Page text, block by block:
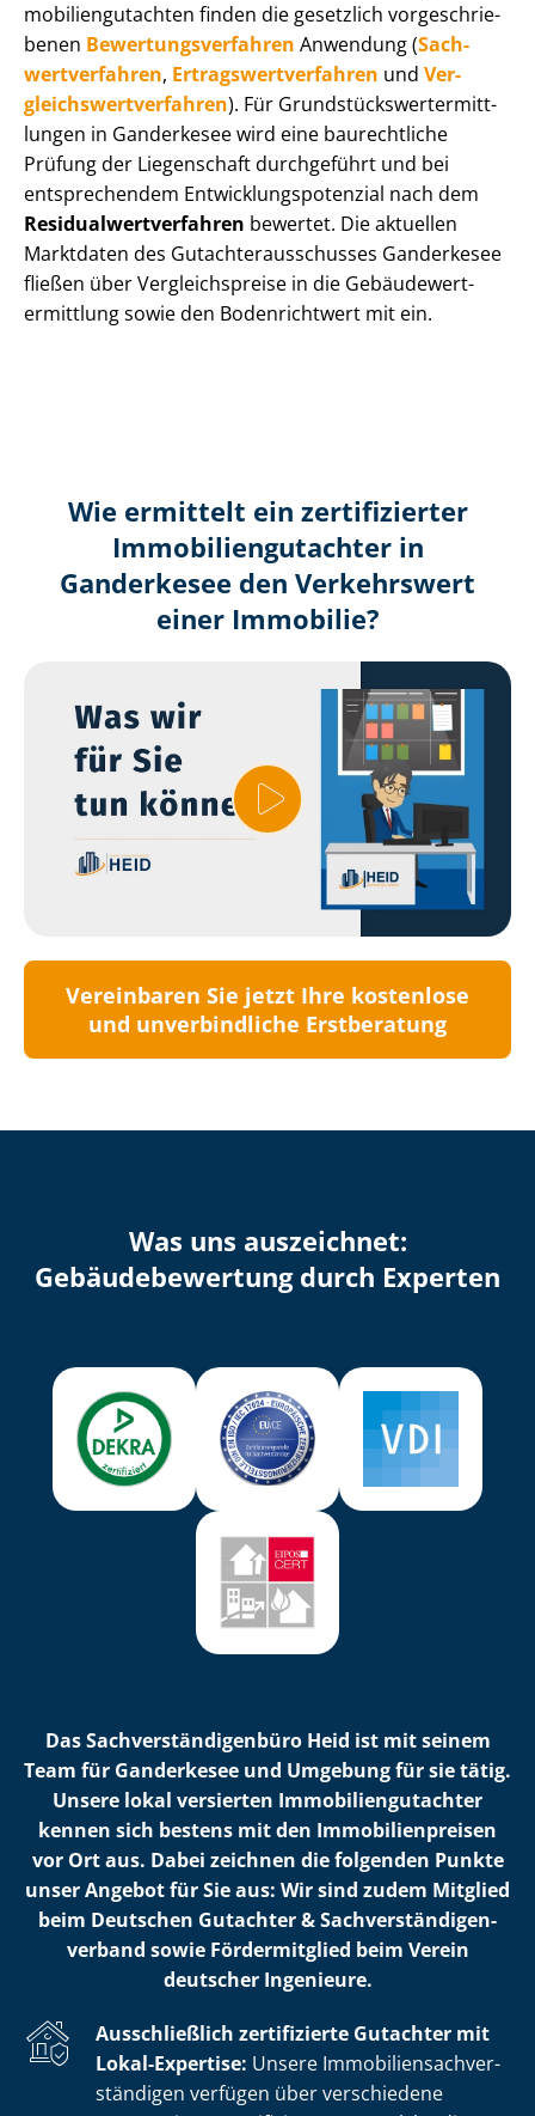
mo­bi­li­en­gut­ach­ten finden die gesetzlich vor­ge­schrie­
be­nen Be­wer­tungs­ver­fah­ren Anwendung (Sach­
wert­ver­fah­ren, Er­trags­wert­ver­fah­ren und Ver­
gleichs­wert­ver­fah­ren). Für Grund­stücks­wert­ermitt­
lun­gen in Ganderkesee wird eine baurechtliche
Prüfung der Liegenschaft durchgeführt und bei
entsprechendem Ent­wick­lungs­po­ten­zi­al nach dem
Re­si­du­al­wert­ver­fah­ren bewertet. Die aktuellen
Marktdaten des Gut­ach­ter­aus­schus­ses Ganderkesee
fließen über Ver­gleichs­prei­se in die Ge­bäu­de­wert­
ermitt­lung sowie den Bodenrichtwert mit ein.
Wie ermittelt ein zertifizierter
Immobilien­gutachter in
Ganderkesee den Verkehrswert
einer Immobilie?
Vereinbaren Sie jetzt Ihre kostenlose
und unverbindliche Erstberatung
Was uns auszeichnet:
Ge­bäu­de­be­wer­tung durch Experten
Das Sach­ver­stän­di­gen­bü­ro Heid ist mit seinem
Team für Ganderkesee und Umgebung für sie tätig.
Unsere lokal versierten Im­mo­bi­li­en­gut­ach­ter
kennen sich bestens mit den Im­mo­bi­li­en­prei­sen
vor Ort aus. Dabei zeichnen die folgenden Punkte
unser Angebot für Sie aus: Wir sind zudem Mitglied
beim Deutschen Gutachter & Sach­ver­stän­di­gen­
ver­band sowie Fördermitglied beim Verein
deutscher Ingenieure.
Ausschließlich zertifizierte Gutachter mit
Lokal-Expertise: Unsere Im­mo­bi­li­en­sach­ver­
stän­di­gen verfügen über verschiedene